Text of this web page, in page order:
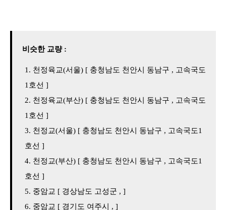
비슷한 교량 :
천정육교(서울) [ 충청남도 천안시 동남구 , 고속국도
1호선 ]
천정육교(부산) [ 충청남도 천안시 동남구 , 고속국도
1호선 ]
천정교(서울) [ 충청남도 천안시 동남구 , 고속국도1
호선 ]
천정교(부산) [ 충청남도 천안시 동남구 , 고속국도1
호선 ]
중암교 [ 경상남도 고성군 , ]
중암교 [ 경기도 여주시 , ]